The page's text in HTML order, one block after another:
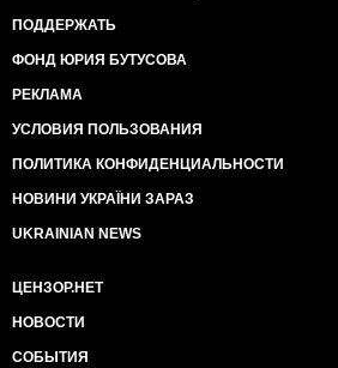
ПОДДЕРЖАТЬ
ФОНД ЮРИЯ БУТУСОВА
РЕКЛАМА
УСЛОВИЯ ПОЛЬЗОВАНИЯ
ПОЛИТИКА КОНФИДЕНЦИАЛЬНОСТИ
НОВИНИ УКРАЇНИ ЗАРАЗ
UKRAINIAN NEWS
ЦЕНЗОР.НЕТ
НОВОСТИ
СОБЫТИЯ